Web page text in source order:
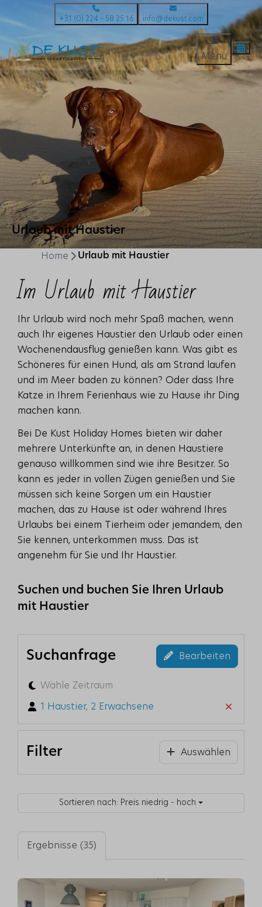
+31 (0) 224 – 58 25 16 info@dekust.com
Menü
Urlaub mit Haustier
Home Urlaub mit Haustier
Im Urlaub mit Haustier
Ihr Urlaub wird noch mehr Spaß machen, wenn
auch Ihr eigenes Haustier den Urlaub oder einen
Wochenendausflug genießen kann. Was gibt es
Schöneres für einen Hund, als am Strand laufen
und im Meer baden zu können? Oder dass Ihre
Katze in Ihrem Ferienhaus wie zu Hause ihr Ding
machen kann.
Bei De Kust Holiday Homes bieten wir daher
mehrere Unterkünfte an, in denen Haustiere
genauso willkommen sind wie ihre Besitzer. So
kann es jeder in vollen Zügen genießen und Sie
müssen sich keine Sorgen um ein Haustier
machen, das zu Hause ist oder während Ihres
Urlaubs bei einem Tierheim oder jemandem, den
Sie kennen, unterkommen muss. Das ist
angenehm für Sie und Ihr Haustier.
Suchen und buchen Sie Ihren Urlaub
mit Haustier
Suchanfrage Bearbeiten
Wähle Zeitraum
1 Haustier, 2 Erwachsene
Filter Auswählen
Sortieren nach: Preis niedrig - hoch
Ergebnisse (35)